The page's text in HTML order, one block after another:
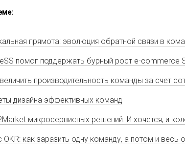
прямота: эволюция обратной связи в
помог поддержать бурный рост e-commerce
производительность команды за счет
дизайна эффективных команд
микросервисных решений. И хочется, и
OKR: как заразить одну команду, а потом и весь